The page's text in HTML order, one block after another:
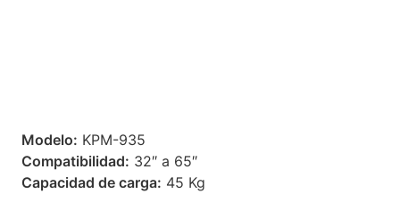
 Modelo: KPM-935
 Compatibilidad: 32″ a 65″
 Capacidad de carga: 45 Kg